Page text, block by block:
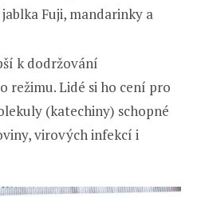
Fuji, mandarinky a
k dodržování
režimu. Lidé si ho cení pro
(katechiny) schopné
virových infekcí i